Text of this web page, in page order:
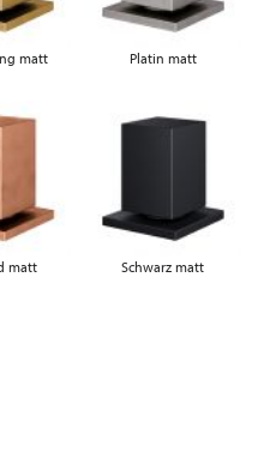
matt Platin matt
matt Schwarz matt